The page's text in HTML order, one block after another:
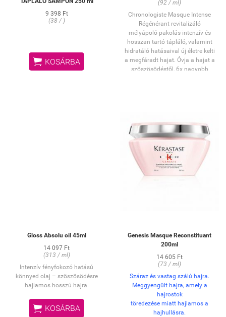
9 398 Ft
(38 / )
 KOSÁRBA
(92 / ml)
Chronologiste Masque Intense
Régénérant revitalizáló
mélyápoló pakolás intenzív és
hosszan tartó tápláló, valamint
hidratáló hatásaival új életre kelti
a megfáradt hajat. Óvja a hajat a
szöszösödéstől, 6x nagyobb
Gloss Absolu oil 45ml
14 097 Ft
(313 / ml)
Intenzív fényfokozó hatású
könnyed olaj – szöszösödésre
hajlamos hosszú hajra.
 KOSÁRBA
Genesis Masque Reconstituant
200ml
14 605 Ft
(73 / ml)
Száraz és vastag szálú hajra.
Meggyengült hajra, amely a
hajrostok
töredezése miatt hajlamos a
hajhullásra.